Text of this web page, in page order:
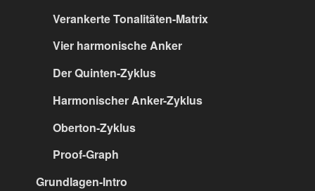
Verankerte Tonalitäten-Matrix
Vier harmonische Anker
Der Quinten-Zyklus
Harmonischer Anker-Zyklus
Oberton-Zyklus
Proof-Graph
Grundlagen-Intro